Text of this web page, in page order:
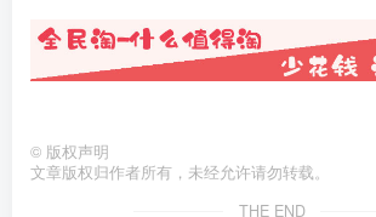
© 版权声明
文章版权归作者所有，未经允许请勿转载。
THE END